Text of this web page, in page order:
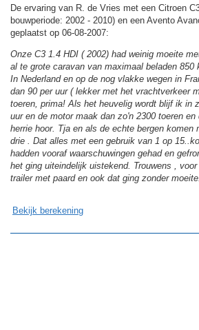
De ervaring van R. de Vries met een Citroen
bouwperiode: 2002 - 2010) en een Avento
geplaatst op 06-08-2007:
Onze C3 1.4 HDI ( 2002) had weinig moeite
al te grote caravan van maximaal beladen 850
In Nederland en op de nog vlakke wegen in
dan 90 per uur ( lekker met het vrachtverkeer
toeren, prima! Als het heuvelig wordt blijf ik in
uur en de motor maak dan zo'n 2300 toeren
herrie hoor. Tja en als de echte bergen komen
drie . Dat alles met een gebruik van 1 op
hadden vooraf waarschuwingen gehad en
het ging uiteindelijk uistekend. Trouwens ,
trailer met paard en ook dat ging zonder
Bekijk berekening